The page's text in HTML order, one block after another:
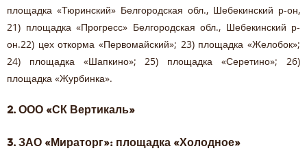
площадка «Тюринский» Белгородская обл., Шебекинский р-он,
21) площадка «Прогресс» Белгородская обл., Шебекинский р-
он.22) цех откорма «Первомайский»; 23) площадка «Желобок»;
24) площадка «Шапкино»; 25) площадка «Серетино»; 26)
площадка «Журбинка».
2. ООО «СК Вертикаль»
3. ЗАО «Мираторг»: площадка «Холодное»